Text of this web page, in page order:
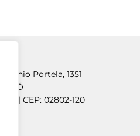
Portela, 1351
do Ó
SP | CEP: 02802-120